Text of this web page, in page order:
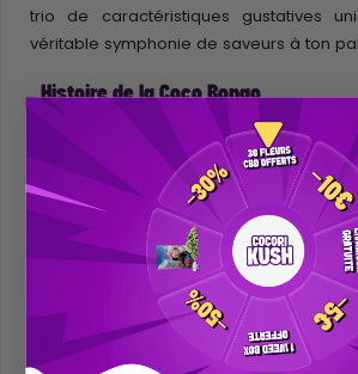
trio de caractéristiques gustatives
véritable symphonie de saveurs à ton
Histoire de la Coco Bongo
La légende de la Coco Bongo CBD
dans l'histoire fascinante d'une
"coco" légendaire, découverte il y a
des explorateurs passionnés. Inspirée
mythique, la Coco Bongo CBD a été
capturer l'essence enivrante de
combinée aux arômes luxuriants des
Effets du CBD